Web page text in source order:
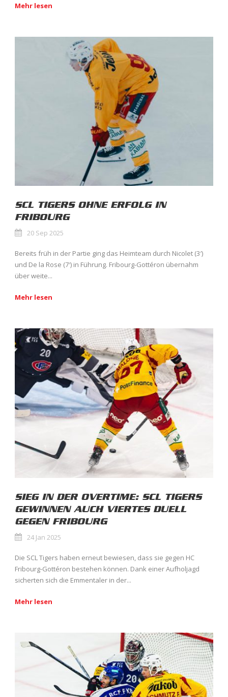
Mehr lesen
SCL TIGERS OHNE ERFOLG IN
FRIBOURG
20 Sep 2025
Bereits früh in der Partie ging das Heimteam durch Nicolet (3′)
und De la Rose (7′) in Führung. Fribourg-Gottéron übernahm
über weite...
Mehr lesen
SIEG IN DER OVERTIME: SCL TIGERS
GEWINNEN AUCH VIERTES DUELL
GEGEN FRIBOURG
24 Jan 2025
Die SCL Tigers haben erneut bewiesen, dass sie gegen HC
Fribourg-Gottéron bestehen können. Dank einer Aufholjagd
sicherten sich die Emmentaler in der...
Mehr lesen